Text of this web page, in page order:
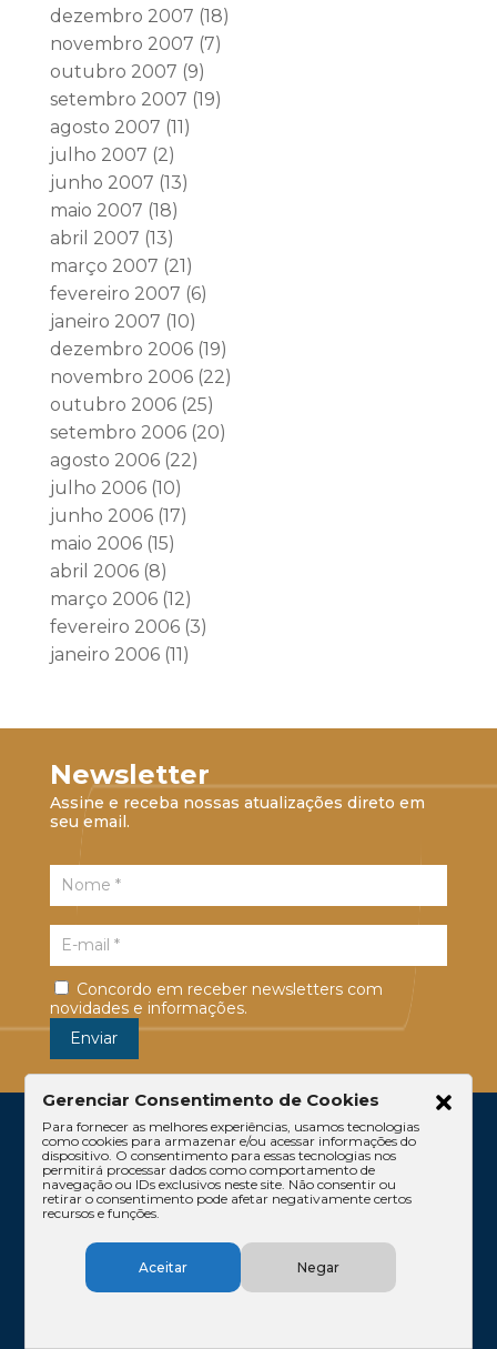
dezembro 2007 (18)
novembro 2007 (7)
outubro 2007 (9)
setembro 2007 (19)
agosto 2007 (11)
julho 2007 (2)
junho 2007 (13)
maio 2007 (18)
abril 2007 (13)
março 2007 (21)
fevereiro 2007 (6)
janeiro 2007 (10)
dezembro 2006(19)
novembro 2006(22)
outubro 2006(25)
setembro 2006(20)
agosto 2006(22)
julho 2006(10)
junho 2006(17)
maio 2006(15)
abril 2006(8)
março 2006(12)
fevereiro 2006(3)
janeiro 2006(11)
Newsletter
Assine e receba nossas atualizações direto em
seu email.
Concordo em receber newsletters com
novidades e informações.
Escritório
Equipe
Conteúdos
Contato
Código de Ética
Gerenciar Consentimento de Cookies
Para fornecer as melhores experiências, usamos tecnologias
como cookies para armazenar e/ou acessar informações do
dispositivo. O consentimento para essas tecnologias nos
permitirá processar dados como comportamento de
navegação ou IDs exclusivos neste site. Não consentir ou
retirar o consentimento pode afetar negativamente certos
recursos e funções.
Aceitar Negar